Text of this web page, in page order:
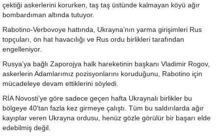
çektiği askerlerini korurken, taş taş üstünde kalmayan köyü ağır
bombardıman altında tutuyor.
Rabotino-Verbovoye hattında, Ukrayna’nın yarma girişimleri Rus
topçuları, ön hat havacılığı ve Rus ordu birlikleri tarafından
engelleniyor.
Rusya’ya bağlı Zaporojya halk hareketinin başkanı Vladimir Rogov,
askerlerin Adamlarımız pozisyonlarını koruduğunu, Rabotino için
mücadeleye devam ettiklerini söyledi.
RİA Novosti’ye göre sadece geçen hafta Ukraynalı birlikler bu
bölgeye 40'tan fazla kez girmeye çalıştı. Tüm bu saldırılarda ağır
kayıplar veren Ukrayna ordusu, henüz gözle görülür bir başarı elde
edebilmiş değil.